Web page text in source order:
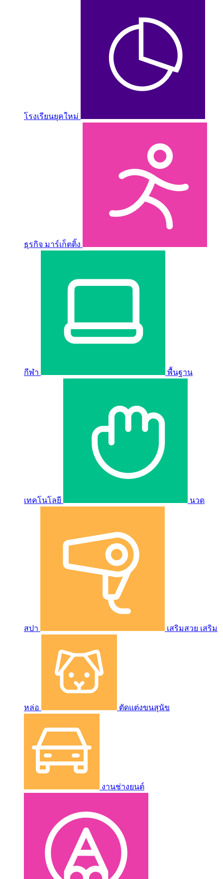
โรงเรียนยุคใหม่
ธุรกิจ มาร์เก็ตติ้ง
กีฬา พื้นฐาน
เทคโนโลยี นวด
สปา เสริมสวย เสริม
หล่อ ตัดแต่งขนสุนัข
งานช่างยนต์